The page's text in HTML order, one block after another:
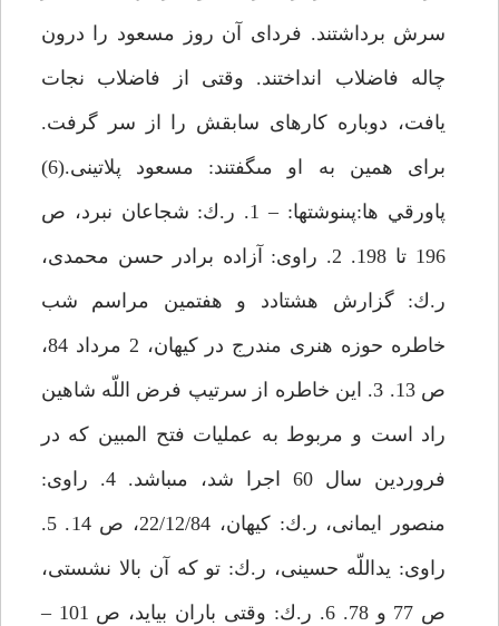
سرش برداشتند. فرداى آن روز مسعود را درون
چاله فاضلاب انداختند. وقتى از فاضلاب نجات
يافت، دوباره كارهاى سابقش را از سر گرفت.
براى همين به او مى‏گفتند: مسعود پلاتينى.(6)
پاورقي ها:پى‏نوشت‏ها: – 1. ر.ك: شجاعان نبرد، ص
196 تا 198. 2. راوى: آزاده برادر حسن محمدى،
ر.ك: گزارش هشتادد و هفتمين مراسم شب
خاطره حوزه هنرى مندرج در كيهان، 2 مرداد 84،
ص 13. 3. اين خاطره از سرتيپ فرض اللّه شاهين
راد است و مربوط به عمليات فتح المبين كه در
فروردين سال 60 اجرا شد، مى‏باشد. 4. راوى:
منصور ايمانى، ر.ك: كيهان، 22/12/84، ص 14. 5.
راوى: يداللّه حسينى، ر.ك: تو كه آن بالا نشستى،
ص 77 و 78. 6. ر.ك: وقتى باران بيايد، ص 101 –